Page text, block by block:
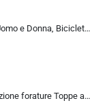
TIGUOWISH Bici Elettrica Uomo e Donna, Bicicletta Elettrica 29 Pollici con Motore Posteriore 250W, Autonomia fino a 90 km,…
VeloChampion Kit di Riparazione forature Toppe autoadesive per Pneumatici da Bici per Strada, MTB, BMX, ebike | per forature